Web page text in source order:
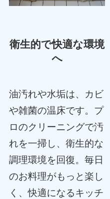
衛生的で快適な環境
へ
油汚れや水垢は、カビ
や雑菌の温床です。プ
ロのクリーニングで汚
れを一掃し、衛生的な
調理環境を回復。毎日
のお料理がもっと楽し
く、快適になるキッチ